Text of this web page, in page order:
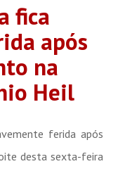
fica
após
na
Heil
ferida após
desta sexta-feira